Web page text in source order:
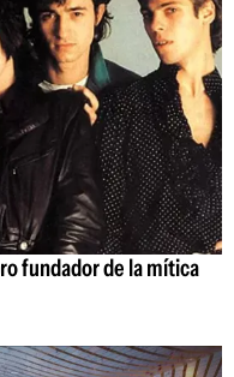
fundador de la mítica